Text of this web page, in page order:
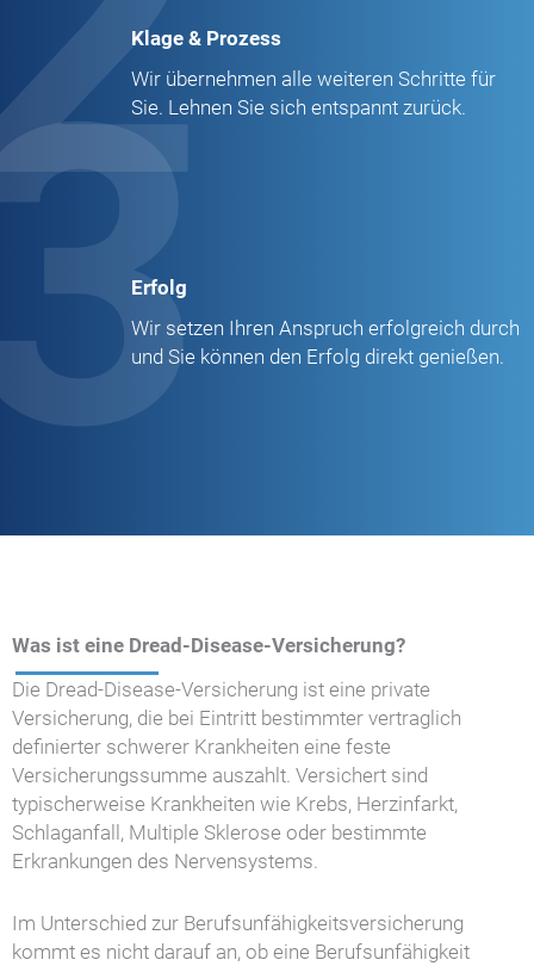
Klage & Prozess
Wir übernehmen alle weiteren Schritte für
Sie. Lehnen Sie sich entspannt zurück.
Erfolg
Wir setzen Ihren Anspruch erfolgreich durch
und Sie können den Erfolg direkt genießen.
Was ist eine Dread-Disease-Versicherung?
Die Dread-Disease-Versicherung ist eine private
Versicherung, die bei Eintritt bestimmter vertraglich
definierter schwerer Krankheiten eine feste
Versicherungssumme auszahlt. Versichert sind
typischerweise Krankheiten wie Krebs, Herzinfarkt,
Schlaganfall, Multiple Sklerose oder bestimmte
Erkrankungen des Nervensystems.
Im Unterschied zur Berufsunfähigkeitsversicherung
kommt es nicht darauf an, ob eine Berufsunfähigkeit